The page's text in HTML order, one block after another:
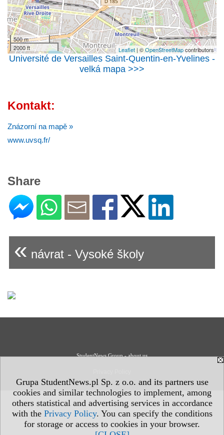
Grupa StudentNews.pl Sp. z o.o. and its partners use
cookies and similar technologies to implement, among
others statistical and advertising services in accordance
with the Privacy Policy. You can specify the conditions
for storage or access to cookies in your browser.
500 m
2000 ft
Leaflet| ©OpenStreetMapcontributors
Université de Versailles Saint-Quentin-en-Yvelines -
velká mapa >>>
Kontakt:
Znázorní na mapě »
www.uvsq.fr/
Share
« návrat - Vysoké školy
StudentNews Group - about us